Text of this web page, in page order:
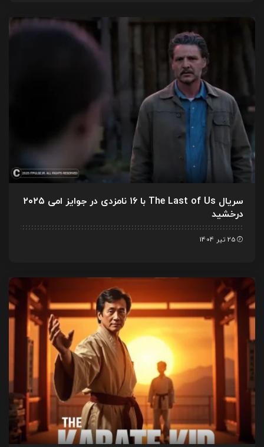
سریال The Last of Us با ۱۶ نامزدی در جوایز امی ۲۰۲۵
درخشید
25 تیر 1404